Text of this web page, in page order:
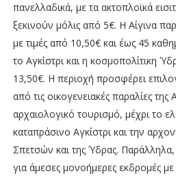
πανελλαδικά, με τα ακτοπλοϊκά
ξεκινούν μόλις από 5€. Η Αίγινα
με τιμές από 10,50€ και έως 45
το Αγκίστρι και η κοσμοπολίτικη
13,50€. Η περιοχή προσφέρει
από τις οικογενειακές παραλίες της
αρχαιολογικό τουρισμό, μέχρι το
καταπράσινο Αγκίστρι και την
Σπετσών και της Ύδρας.
για άμεσες μονοήμερες εκδρομές